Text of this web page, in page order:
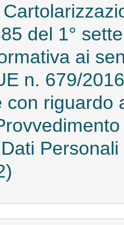
del 1°
ai
n. 679/
con riguardo